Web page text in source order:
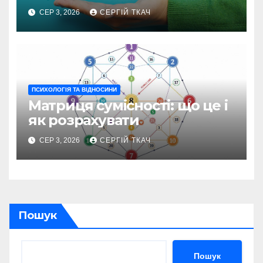
СЕР 3, 2026 СЕРГІЙ ТКАЧ
ПСИХОЛОГІЯ ТА ВІДНОСИНИ
Матриця сумісності: що це і
як розрахувати
СЕР 3, 2026 СЕРГІЙ ТКАЧ
Пошук
Пошук